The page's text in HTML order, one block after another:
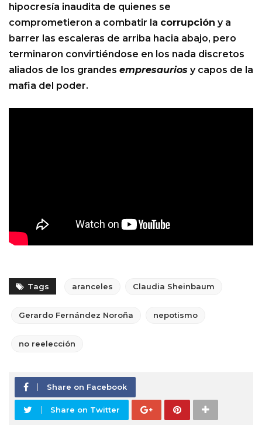
hipocresía inaudita de quienes se
comprometieron a combatir la corrupción y a
barrer las escaleras de arriba hacia abajo, pero
terminaron convirtiéndose en los nada discretos
aliados de los grandes empresaurios y capos de la
mafia del poder.
Tags aranceles Claudia Sheinbaum
Gerardo Fernández Noroña nepotismo
no reelección
Share on Facebook
Share on Twitter